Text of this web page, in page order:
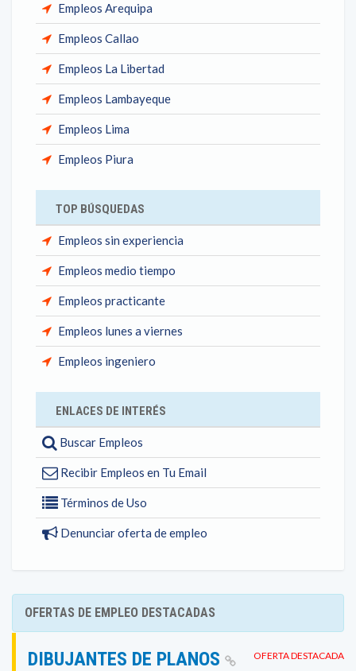
Empleos Arequipa
Empleos Callao
Empleos La Libertad
Empleos Lambayeque
Empleos Lima
Empleos Piura
TOP BÚSQUEDAS
Empleos sin experiencia
Empleos medio tiempo
Empleos practicante
Empleos lunes a viernes
Empleos ingeniero
ENLACES DE INTERÉS
Buscar Empleos
Recibir Empleos en Tu Email
Términos de Uso
Denunciar oferta de empleo
OFERTAS DE EMPLEO DESTACADAS
OFERTA DESTACADA
DIBUJANTES DE PLANOS